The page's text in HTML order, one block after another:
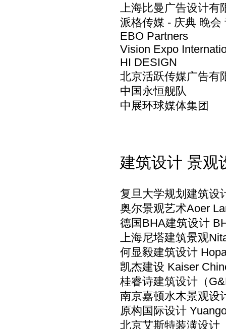
上海比曼广告设计有
派格传媒 - 庆典 晚会
EBO Partners
Vision Expo
HI DESIGN
北京活跃传媒广告有
中国永恒舰队
中展环球媒体集团
建筑设计 景观
复旦大学规划建筑设
奥尔景观艺术Aoer
德国BHA建筑设计
上海尼塔建筑景观
何显毅建筑设计
凯杰建设 Kaiser
桂睿诗建筑设计（
南京嘉顿水木景观设
原构国际设计
北京艾斯特装潢设计